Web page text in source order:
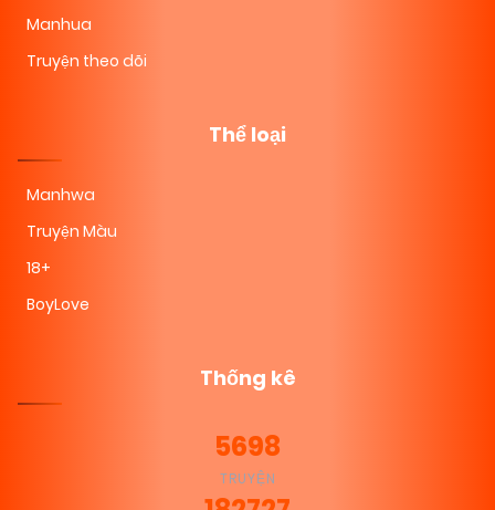
Manhua
Truyện theo dõi
Thể loại
Manhwa
Truyện Màu
18+
BoyLove
Thống kê
5698
TRUYỆN